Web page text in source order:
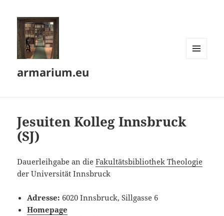
armarium.eu
Jesuiten Kolleg Innsbruck
(SJ)
Dauerleihgabe an dieFakul­täts­bi­blio­thek Theologie
der Universität Innsbruck
Adresse: 6020 Innsbruck, Sillgasse 6
Homepage